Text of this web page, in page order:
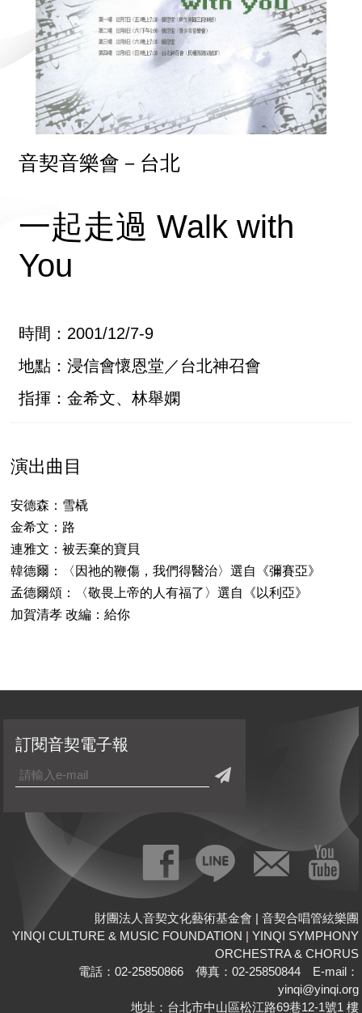
音契音樂會－台北
一起走過 Walk with
You
時間：2001/12/7-9
地點：浸信會懷恩堂／台北神召會
指揮：金希文、林舉嫻
演出曲目
安德森：雪橇
金希文：路
連雅文：被丟棄的寶貝
韓德爾：〈因祂的鞭傷，我們得醫治〉選自《彌賽亞》
孟德爾頌：〈敬畏上帝的人有福了〉選自《以利亞》
加賀清孝 改編：給你
財團法人音契文化藝術基金會 | 音契合唱管絃樂團
YINQI CULTURE & MUSIC FOUNDATION | YINQI SYMPHONY
ORCHESTRA & CHORUS
電話：02-25850866 傳真：02-25850844 E-mail：
yinqi@yinqi.org
地址：台北市中山區松江路69巷12-1號1 樓
訂閱音契電子報